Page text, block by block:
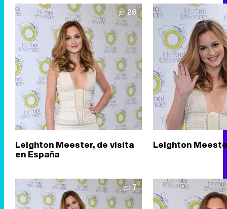
26
Leighton Meester, de visita
en España
Leighton
7